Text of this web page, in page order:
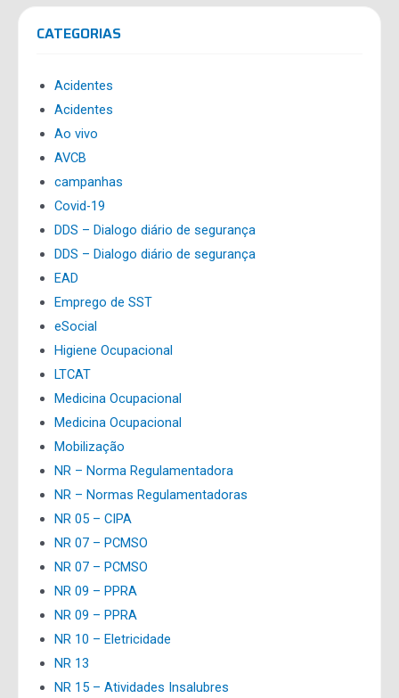
CATEGORIAS
Acidentes
Acidentes
Ao vivo
AVCB
campanhas
Covid-19
DDS – Dialogo diário de segurança
DDS – Dialogo diário de segurança
EAD
Emprego de SST
eSocial
Higiene Ocupacional
LTCAT
Medicina Ocupacional
Medicina Ocupacional
Mobilização
NR – Norma Regulamentadora
NR – Normas Regulamentadoras
NR 05 – CIPA
NR 07 – PCMSO
NR 07 – PCMSO
NR 09 – PPRA
NR 09 – PPRA
NR 10 – Eletricidade
NR 13
NR 15 – Atividades Insalubres